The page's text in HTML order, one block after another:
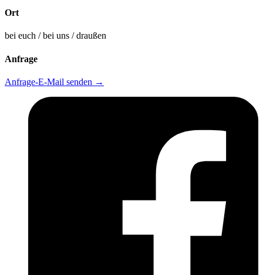
Ort
bei euch / bei uns / draußen
Anfrage
Anfrage-E-Mail senden →